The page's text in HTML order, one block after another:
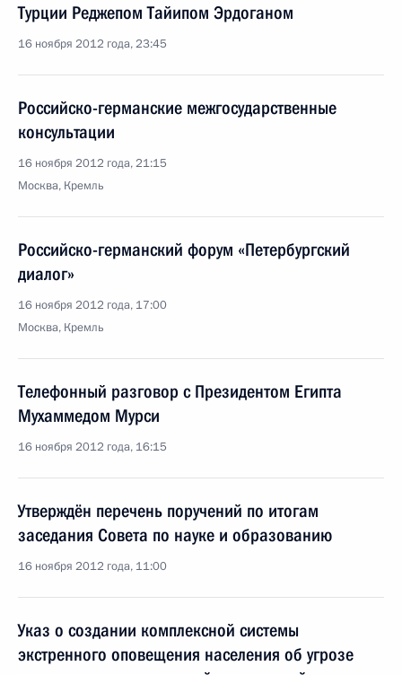
Турции Реджепом Тайипом Эрдоганом
16 ноября 2012 года, 23:45
Российско-германские межгосударственные
консультации
16 ноября 2012 года, 21:15
Москва, Кремль
Российско-германский форум «Петербургский
диалог»
16 ноября 2012 года, 17:00
Москва, Кремль
Телефонный разговор с Президентом Египта
Мухаммедом Мурси
16 ноября 2012 года, 16:15
Утверждён перечень поручений по итогам
заседания Совета по науке и образованию
16 ноября 2012 года, 11:00
Указ о создании комплексной системы
экстренного оповещения населения об угрозе